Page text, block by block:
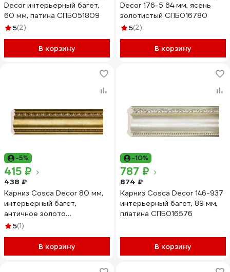
Decor интерьерный багет,
60 мм, патина СПБ051809
5(2)
В корзину
Decor 176-5 64 мм, ясень
золотистый СПБ016780
5(2)
В корзину
-5%
415 ₽
438 ₽
Карниз Cosca Decor 80 мм,
интерьерный багет,
античное золото
СПБ029375
5(1)
В корзину
-10%
787 ₽
874 ₽
Карниз Cosca Decor 146-937
интерьерный багет, 89 мм,
платина СПБ016576
В корзину